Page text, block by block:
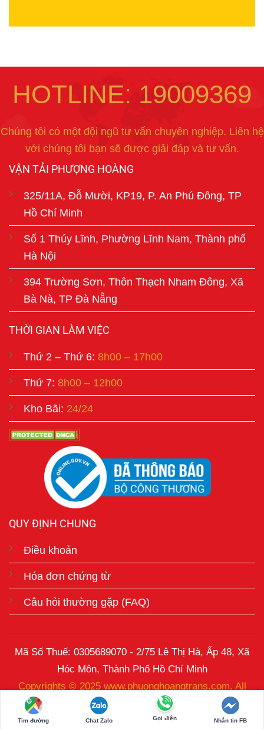
HOTLINE: 19009369
Chúng tôi có một đội ngũ tư vấn chuyên nghiệp. Liên hệ
với chúng tôi bạn sẽ được giải đáp và tư vấn.
VẬN TẢI PHƯỢNG HOÀNG
325/11A, Đỗ Mười, KP19, P. An Phú Đông, TP
Hồ Chí Minh
Số 1 Thúy Lĩnh, Phường Lĩnh Nam, Thành phố
Hà Nội
394 Trường Sơn, Thôn Thạch Nham Đông, Xã
Bà Nà, TP Đà Nẵng
THỜI GIAN LÀM VIỆC
Thứ 2 – Thứ 6: 8h00 – 17h00
Thứ 7: 8h00 – 12h00
Kho Bãi: 24/24
QUY ĐỊNH CHUNG
Điều khoản
Hóa đơn chứng từ
Câu hỏi thường gặp (FAQ)
Mã Số Thuế: 0305689070 - 2/75 Lê Thị Hà, Ấp 48, Xã
Hóc Môn, Thành Phố Hồ Chí Minh
Copyrights © 2025 www.phuonghoangtrans.com. All
Rights Reserved.
Tìm đường Chat Zalo Gọi điện Nhắn tin FB